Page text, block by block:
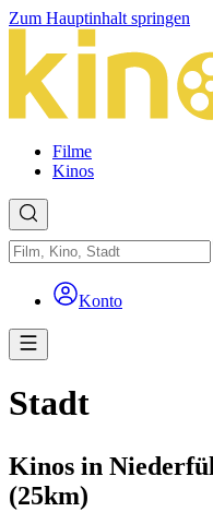
Zum Hauptinhalt springen
Filme
Kinos
Konto
Stadt
Kinos in
(25km)